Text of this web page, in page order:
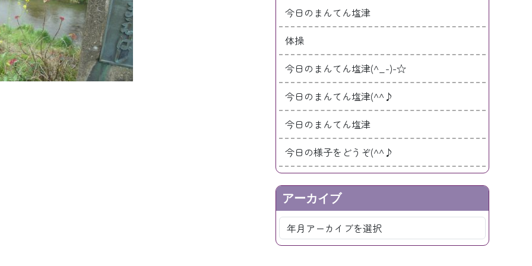
今日のまんてん塩津
体操
今日のまんてん塩津(^_-)-☆
今日のまんてん塩津(^^♪
今日のまんてん塩津
今日の様子をどうぞ(^^♪
アーカイブ